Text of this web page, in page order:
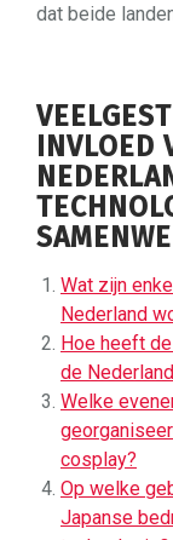
dat beide
INVLOED
Wat zijn
Nederland
Hoe heeft
de
Welke
cosplay?
Op welke
Japanse